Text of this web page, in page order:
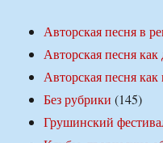
Авторская песня в
Авторская песня
Авторская песня как
Без рубрики (145)
Грушинский